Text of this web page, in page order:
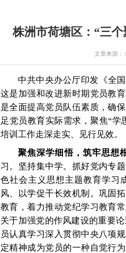
株洲市荷塘区：“三
文章来源：
中共中央办公厅印发《全
这是加强和改进新时期党员教
是全面提高党员队伍素质，确
足党员教育实际需求，聚焦“
培训工作走深走实、见行见效。
聚焦深学细悟，筑牢思想
习。坚持集中学。抓好党内专
色社会主义思想主题教育学习
风、以学促干长效机制。巩固
教育，着力推动党纪学习教育
关于加强党的作风建设的重要
员认真学习深入贯彻中央八项
定精神成为党员的一种自觉行